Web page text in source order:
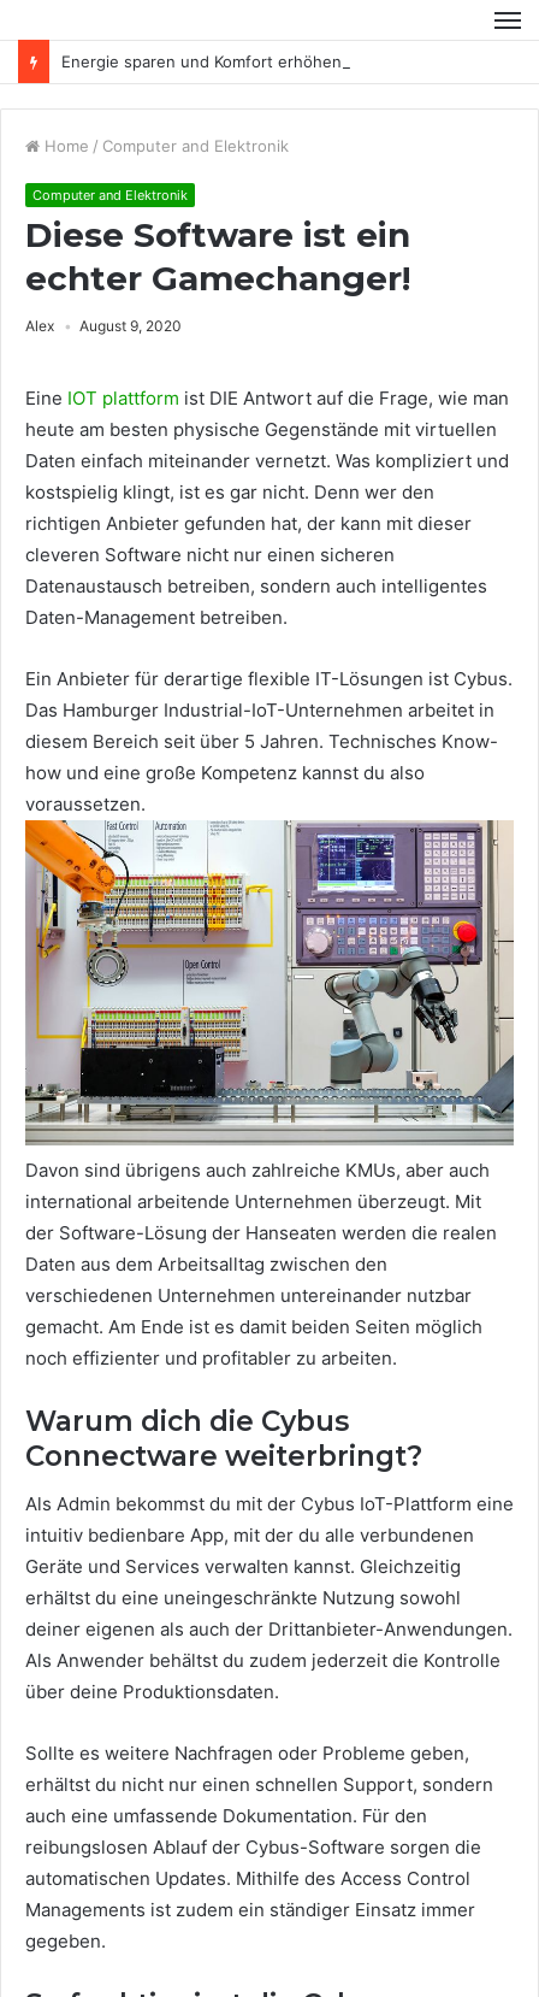
Energie sparen und Komfort erhöhen
Home / Computer and Elektronik
Computer and Elektronik
Diese Software ist ein
echter Gamechanger!
Alex August 9, 2020
Eine IOT plattform ist DIE Antwort auf die Frage, wie man
heute am besten physische Gegenstände mit virtuellen
Daten einfach miteinander vernetzt. Was kompliziert und
kostspielig klingt, ist es gar nicht. Denn wer den
richtigen Anbieter gefunden hat, der kann mit dieser
cleveren Software nicht nur einen sicheren
Datenaustausch betreiben, sondern auch intelligentes
Daten-Management betreiben.
Ein Anbieter für derartige flexible IT-Lösungen ist Cybus.
Das Hamburger Industrial-IoT-Unternehmen arbeitet in
diesem Bereich seit über 5 Jahren. Technisches Know-
how und eine große Kompetenz kannst du also
voraussetzen.
Davon sind übrigens auch zahlreiche KMUs, aber auch
international arbeitende Unternehmen überzeugt. Mit
der Software-Lösung der Hanseaten werden die realen
Daten aus dem Arbeitsalltag zwischen den
verschiedenen Unternehmen untereinander nutzbar
gemacht. Am Ende ist es damit beiden Seiten möglich
noch effizienter und profitabler zu arbeiten.
Warum dich die Cybus
Connectware weiterbringt?
Als Admin bekommst du mit der Cybus IoT-Plattform eine
intuitiv bedienbare App, mit der du alle verbundenen
Geräte und Services verwalten kannst. Gleichzeitig
erhältst du eine uneingeschränkte Nutzung sowohl
deiner eigenen als auch der Drittanbieter-Anwendungen.
Als Anwender behältst du zudem jederzeit die Kontrolle
über deine Produktionsdaten.
Sollte es weitere Nachfragen oder Probleme geben,
erhältst du nicht nur einen schnellen Support, sondern
auch eine umfassende Dokumentation. Für den
reibungslosen Ablauf der Cybus-Software sorgen die
automatischen Updates. Mithilfe des Access Control
Managements ist zudem ein ständiger Einsatz immer
gegeben.